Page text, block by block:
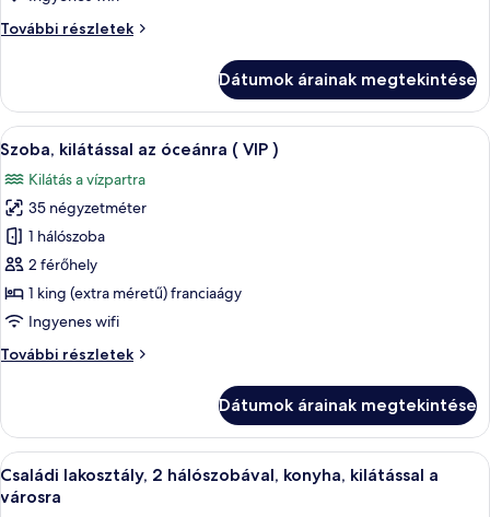
kilátással
a
További részletek
Deluxe
a
tengerpartra
további
Dátumok árainak megtekintése
A
következő
szoba
összes
képének
megtekintése:
Szoba,
kilátással
óceánra
)
Egy szállodai szoba, amelyben
17
Szoba, kilátással az óceánra ( VIP )
Kilátás a vízpartra
35 négyzetméter
1 hálószoba
2 férőhely
1 king (extra méretű) franciaágy
Ingyenes wifi
További részletek
Szoba,
(
VIP
)
további
Dátumok árainak megtekintése
A
következő
Egy modern szállodai szoba,
11
Családi lakosztály, 2 hálószobával, konyha, kilátással a
városra